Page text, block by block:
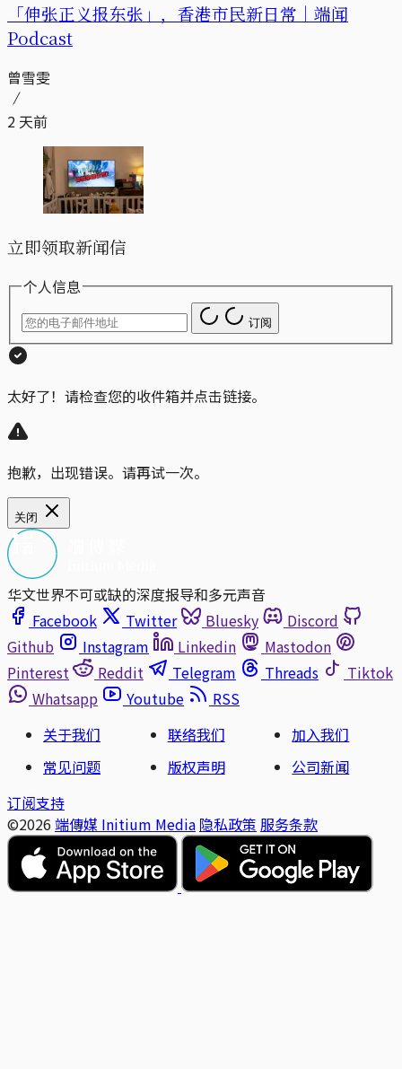
「伸张正义报东张」，香港市民新日常｜端闻
Podcast
曾雪雯
2 天前
立即领取新闻信
个人信息
订阅
太好了！请检查您的收件箱并点击链接。
抱歉，出现错误。请再试一次。
关闭
华文世界不可或缺的深度报导和多元声音
Facebook
Twitter Bluesky
Discord
Github
Instagram Linkedin
Mastodon
Pinterest
Reddit Telegram Threads
Tiktok
Whatsapp
Youtube
RSS
关于我们
联络我们
加入我们
常见问题
版权声明
公司新闻
订阅支持
©2026 端傳媒 Initium Media 隐私政策 服务条款